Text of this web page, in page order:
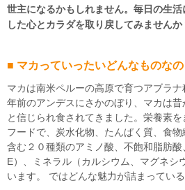
世主になるかもしれません。毎日の生
した心とカラダを取り戻してみませんか
■ マカっていったいどんなものなの
マカは南米ペルーの高原で育つアブラ
年前のアンデスにさかのぼり、マカは
と信じられ食されてきました。栄養素
フードで、炭水化物、たんぱく質、食
含む２０種類のアミノ酸、不飽和脂肪酸
E）、ミネラル（カルシウム、マグネシ
います。 ではどんな魅力が詰まっている